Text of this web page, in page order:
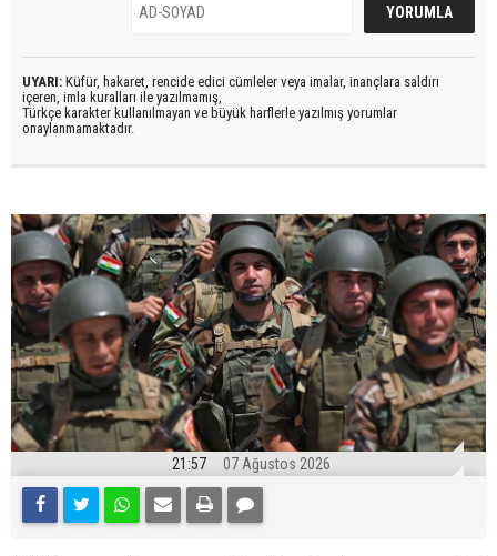
UYARI: Küfür, hakaret, rencide edici cümleler veya imalar, inançlara saldırı
içeren, imla kuralları ile yazılmamış,
Türkçe karakter kullanılmayan ve büyük harflerle yazılmış yorumlar
onaylanmamaktadır.
21:57 07 Ağustos 2026